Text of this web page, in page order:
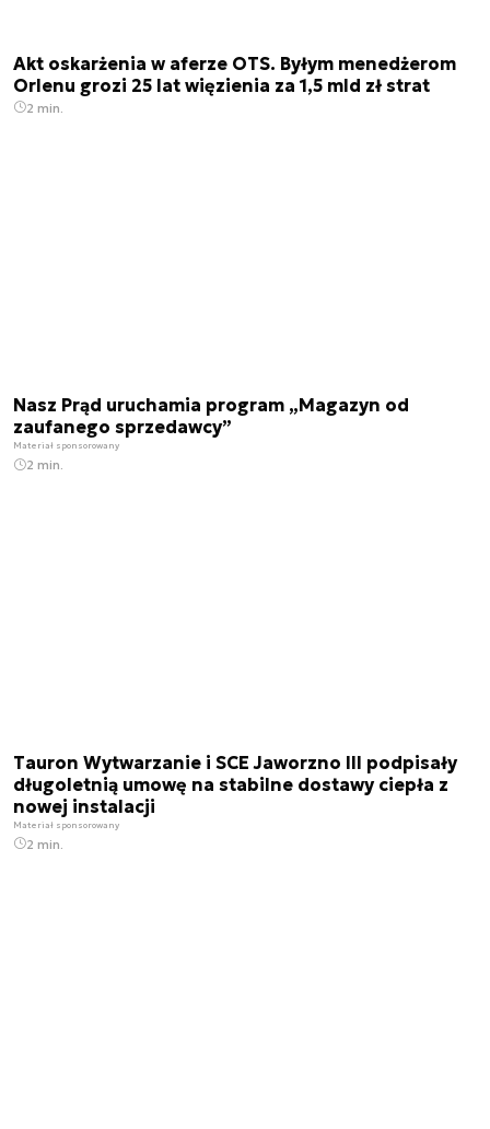
Akt oskarżenia w aferze OTS. Byłym menedżerom
Orlenu grozi 25 lat więzienia za 1,5 mld zł strat
2 min.
Nasz Prąd uruchamia program „Magazyn od
zaufanego sprzedawcy”
Materiał sponsorowany
2 min.
Tauron Wytwarzanie i SCE Jaworzno III podpisały
długoletnią umowę na stabilne dostawy ciepła z
nowej instalacji
Materiał sponsorowany
2 min.